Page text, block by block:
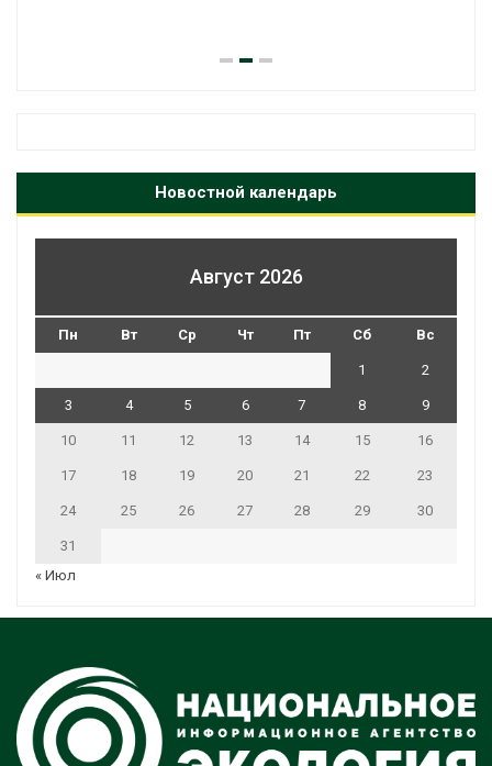
Новостной календарь
Август 2026
Пн Вт Ср Чт Пт Сб Вс
1 2
3 4 5 6 7 8 9
10 11 12 13 14 15 16
17 18 19 20 21 22 23
24 25 26 27 28 29 30
31
« Июл